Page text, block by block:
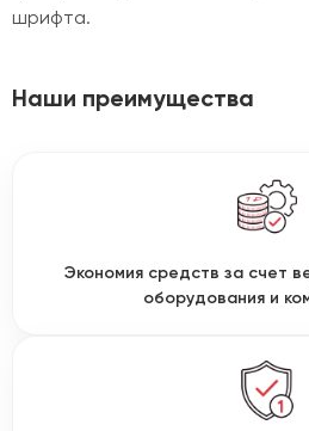
шрифта.
Наши преимущества
Экономия средств за счет
оборудования и